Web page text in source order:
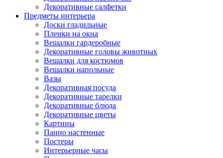
Декоративные салфетки
Предметы интерьера
Доски гладильные
Пленки на окна
Вешалки гардеробные
Декоративные головы животных
Вешалки для костюмов
Вешалки напольные
Вазы
Декоративная посуда
Декоративные тарелки
Декоративные блюда
Декоративные цветы
Картины
Панно настенные
Постеры
Интерьерные часы